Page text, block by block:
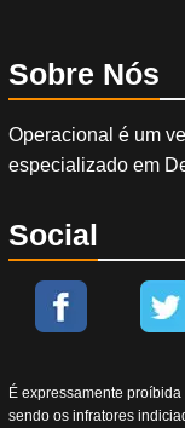
Sobre Nós
Operacional é um
especializado em
Social
É expressamente
sendo os infratores